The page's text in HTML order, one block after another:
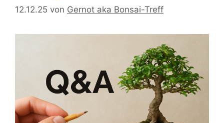
12.12.25 von Gernot aka Bonsai-Treff